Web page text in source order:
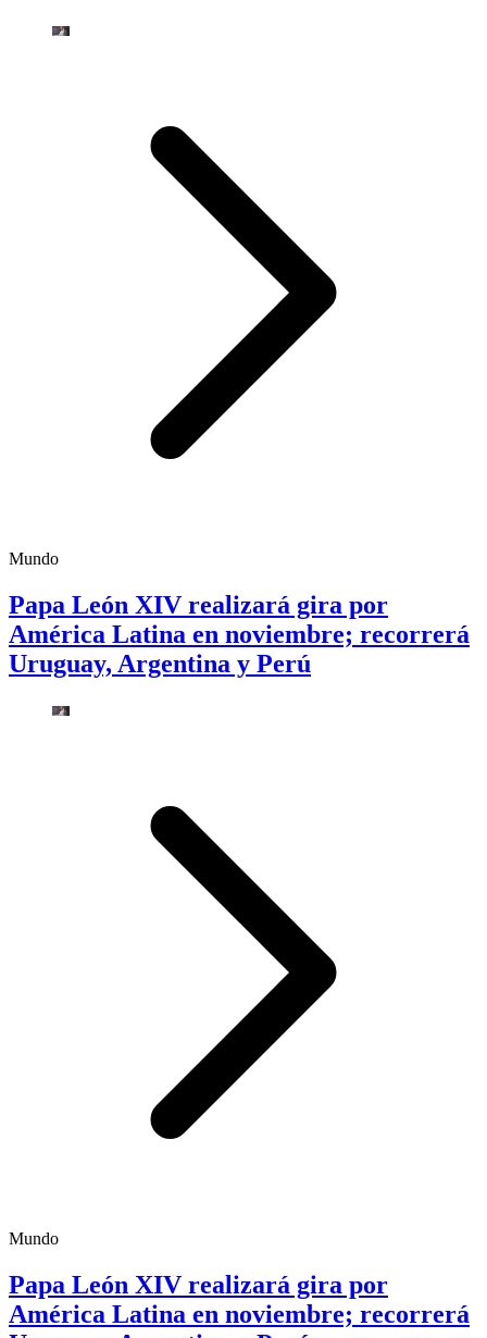
Mundo
Papa León XIV realizará gira por
América Latina en noviembre; recorrerá
Uruguay, Argentina y Perú
Mundo
Papa León XIV realizará gira por
América Latina en noviembre; recorrerá